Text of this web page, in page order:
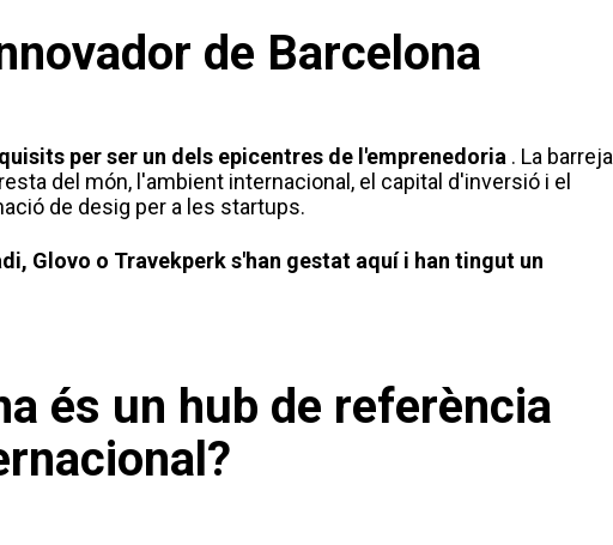
de Barcelona
per ser un dels epicentres de l'emprenedoria . La barreja
del món, l'ambient internacional, el capital d'inversió i el
de desig per a les startups.
Glovo o Travekperk s'han gestat aquí i han tingut un
és un hub de referència